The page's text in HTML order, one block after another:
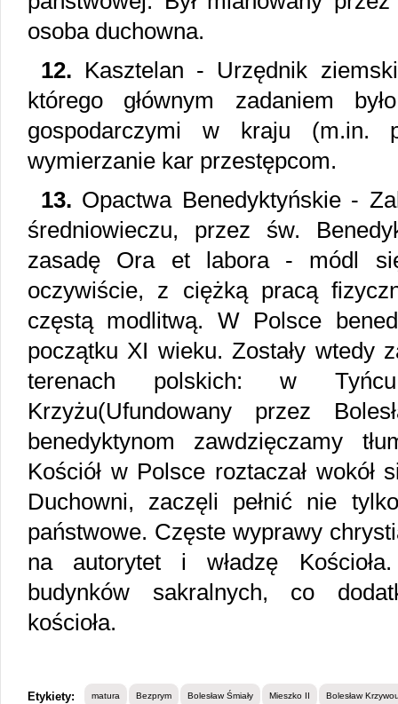
osoba duchowna.
12. Kasztelan - Urzędnik
którego głównym zadaniem
gospodarczymi w kraju (m.in.
wymierzanie kar przestępcom.
13. Opactwa Benedyktyńskie -
średniowieczu, przez św.
zasadę Ora et labora - módl
oczywiście, z ciężką pracą
częstą modlitwą. W Polsce
początku XI wieku. Zostały wtedy
terenach polskich: w
Krzyżu(Ufundowany przez
benedyktynom zawdzięczamy
Kościół w Polsce roztaczał wokół
Duchowni, zaczęli pełnić nie
państwowe. Częste wyprawy
na autorytet i władzę
budynków sakralnych, co
kościoła.
Etykiety: matura Bezprym Bolesław Śmiały Mieszko II Bolesław